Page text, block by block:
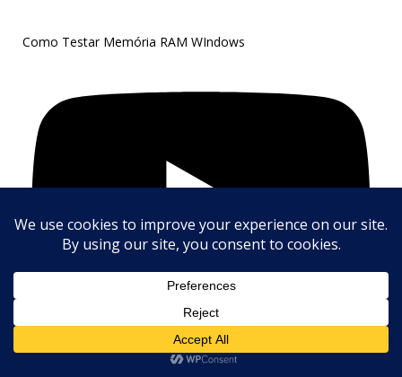
Como Testar Memória RAM WIndows
Olá, Como posso ajudar?